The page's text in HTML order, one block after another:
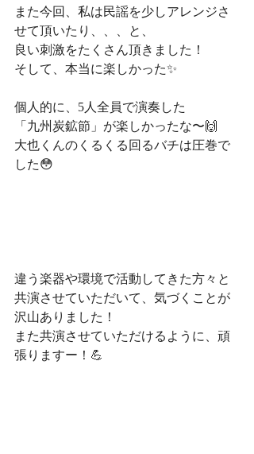
また今回、私は民謡を少しアレンジさ
せて頂いたり、、、と、
良い刺激をたくさん頂きました！
そして、本当に楽しかった✨
個人的に、5人全員で演奏した
「九州炭鉱節」が楽しかったな〜🙌
大也くんのくるくる回るバチは圧巻で
した😳
違う楽器や環境で活動してきた方々と
共演させていただいて、気づくことが
沢山ありました！
また共演させていただけるように、頑
張りますー！💪